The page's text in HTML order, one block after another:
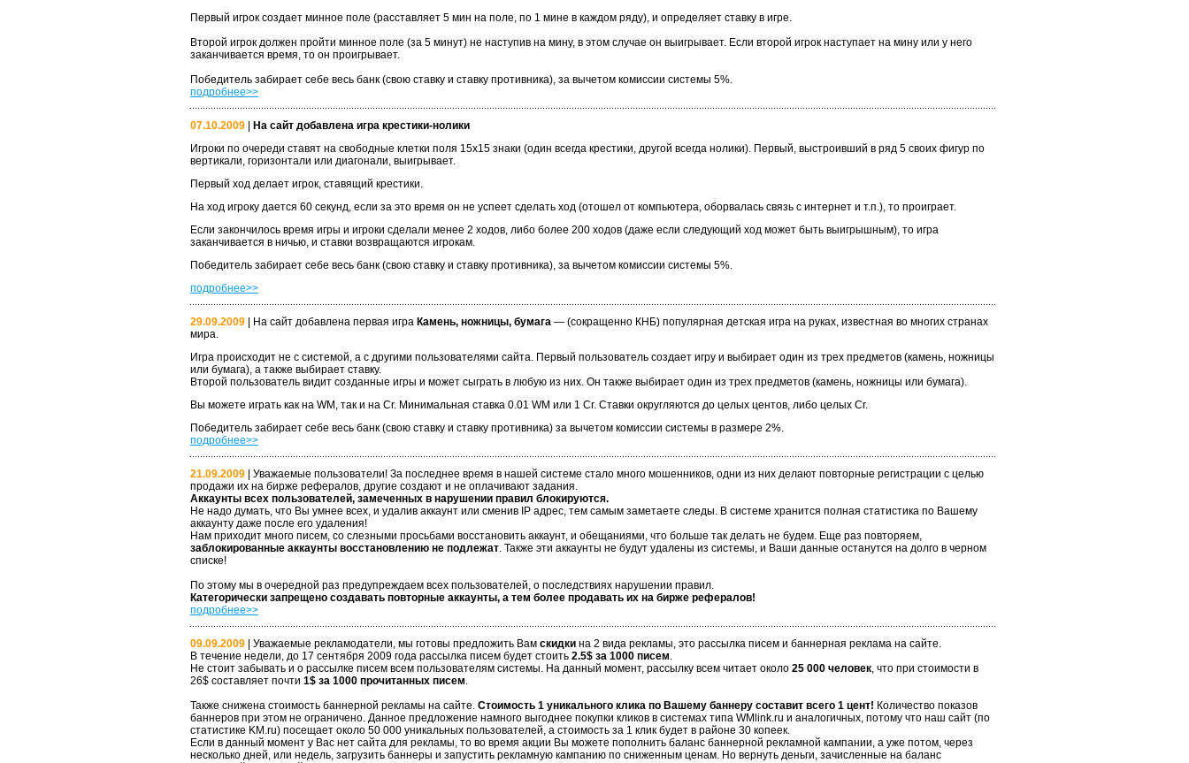
Первый игрок создает минное поле (расставляет 5 мин на поле, по 1 мине в каждом ряду), и определяет ставку в игре.
Второй игрок должен пройти минное поле (за 5 минут) не наступив на мину, в этом случае он выигрывает. Если второй игрок наступает на мину или у него
заканчивается время, то он проигрывает.
Победитель забирает себе весь банк (свою ставку и ставку противника), за вычетом комиссии системы 5%.
подробнее>>
07.10.2009
На сайт добавлена игра крестики-нолики
Игроки по очереди ставят на свободные клетки поля 15х15 знаки (один всегда крестики, другой всегда нолики). Первый, выстроивший в ряд 5 своих фигур по
вертикали, горизонтали или диагонали, выигрывает.
Первый ход делает игрок, ставящий крестики.
На ход игроку дается 60 секунд, если за это время он не успеет сделать ход (отошел от компьютера, оборвалась связь с интернет и т.п.), то проиграет.
Если закончилось время игры и игроки сделали менее 2 ходов, либо более 200 ходов (даже если следующий ход может быть выигрышным), то игра
заканчивается в ничью, и ставки возвращаются игрокам.
Победитель забирает себе весь банк (свою ставку и ставку противника), за вычетом комиссии системы 5%.
подробнее>>
29.09.2009 | На сайт добавлена первая игра Камень, ножницы, бумага — (сокращенно КНБ) популярная детская игра на руках, известная во многих странах
мира.
Игра происходит не с системой, а с другими пользователями сайта. Первый пользователь создает игру и выбирает один из трех предметов (камень, ножницы
или бумага), а также выбирает ставку.
Второй пользователь видит созданные игры и может сыграть в любую из них. Он также выбирает один из трех предметов (камень, ножницы или бумага).
Вы можете играть как на WM, так и на Cr. Минимальная ставка 0.01 WM или 1 Cr. Ставки округляются до целых центов, либо целых Cr.
Победитель забирает себе весь банк (свою ставку и ставку противника) за вычетом комиссии системы в размере 2%.
подробнее>>
21.09.2009 | Уважаемые пользователи! За последнее время в нашей системе стало много мошенников, одни из них делают повторные регистрации с целью
продажи их на бирже рефералов, другие создают и не оплачивают задания.
Аккаунты всех пользователей, замеченных в нарушении правил блокируются.
Не надо думать, что Вы умнее всех, и удалив аккаунт или сменив IP адрес, тем самым заметаете следы. В системе хранится полная статистика по Вашему
аккаунту даже после его удаления!
Нам приходит много писем, со слезными просьбами восстановить аккаунт, и обещаниями, что больше так делать не будем. Еще раз повторяем,
заблокированные аккаунты восстановлению не подлежат. Также эти аккаунты не будут удалены из системы, и Ваши данные останутся на долго в черном
списке!
По этому мы в очередной раз предупреждаем всех пользователей, о последствиях нарушении правил.
Категорически запрещено создавать повторные аккаунты, а тем более продавать их на бирже рефералов!
подробнее>>
09.09.2009 | Уважаемые рекламодатели, мы готовы предложить Вам скидки на 2 вида рекламы, это рассылка писем и баннерная реклама на сайте.
В течение недели, до 17 сентября 2009 года рассылка писем будет стоить 2.5$ за 1000 писем.
Не стоит забывать и о рассылке писем всем пользователям системы. На данный момент, рассылку всем читает около 25 000 человек, что при стоимости в
26$ составляет почти 1$ за 1000 прочитанных писем.
Также снижена стоимость баннерной рекламы на сайте. Стоимость 1 уникального клика по Вашему баннеру составит всего 1 цент! Количество показов
баннеров при этом не ограничено. Данное предложение намного выгоднее покупки кликов в системах типа WMlink.ru и аналогичных, потому что наш сайт (по
статистике KM.ru) посещает около 50 000 уникальных пользователей, а стоимость за 1 клик будет в районе 30 копеек.
Если в данный момент у Вас нет сайта для рекламы, то во время акции Вы можете пополнить баланс баннерной рекламной кампании, а уже потом, через
несколько дней, или недель, загрузить баннеры и запустить рекламную кампанию по сниженным ценам. Но вернуть деньги, зачисленные на баланс